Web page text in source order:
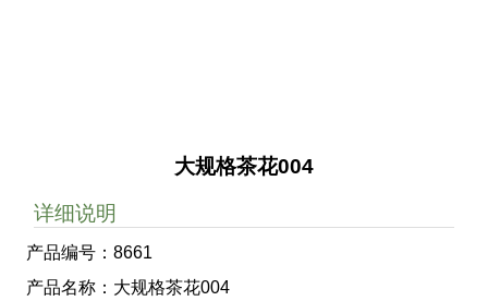
大规格茶花004
详细说明
产品编号：8661
产品名称：大规格茶花004